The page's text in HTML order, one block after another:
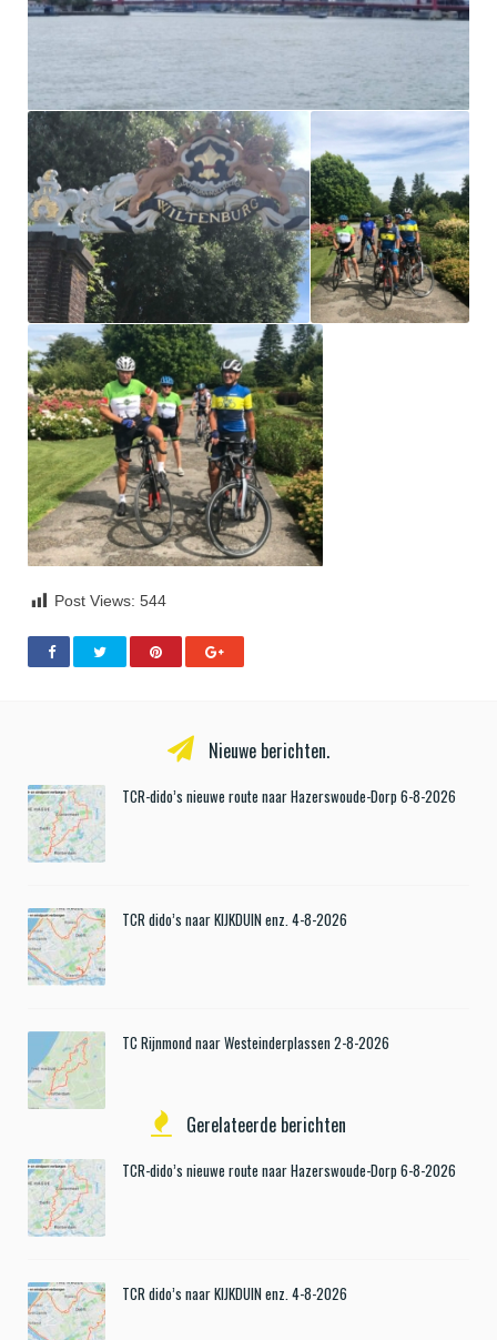
Post Views: 544
Nieuwe berichten.
TCR-dido’s nieuwe route naar Hazerswoude-Dorp 6-8-2026
TCR dido’s naar KIJKDUIN enz. 4-8-2026
TC Rijnmond naar Westeinderplassen 2-8-2026
Gerelateerde berichten
TCR-dido’s nieuwe route naar Hazerswoude-Dorp 6-8-2026
TCR dido’s naar KIJKDUIN enz. 4-8-2026